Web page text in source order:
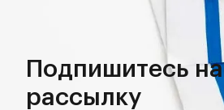
Подпишитесь на
рассылку